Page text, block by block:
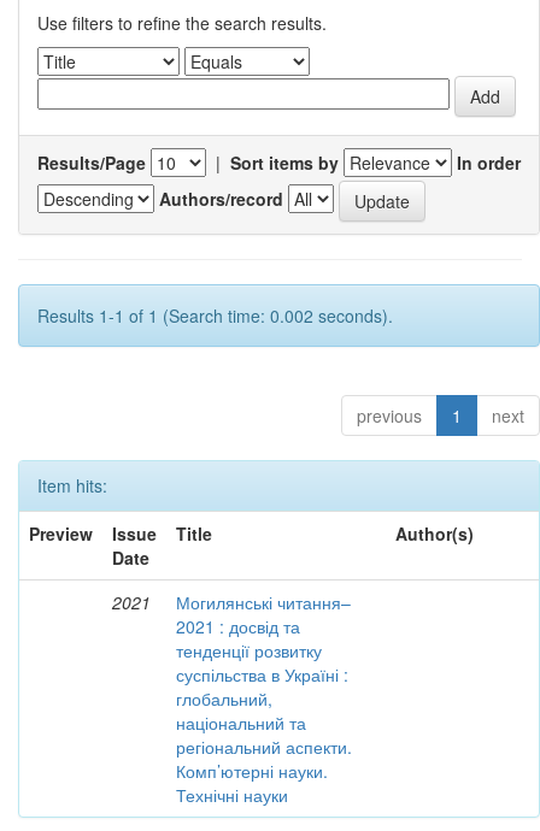
Use filters to refine the search results.
Results/Page | Sort items by
In order
Authors/record
Results 1-1 of 1 (Search time: 0.002 seconds).
previous 1 next
Item hits:
Preview
Issue
Date
Title Author(s)
2021
Могилянські читання–
2021 : досвід та
тенденції розвитку
суспільства в Україні :
глобальний,
національний та
регіональний аспекти.
Комп’ютерні науки.
Технічні науки